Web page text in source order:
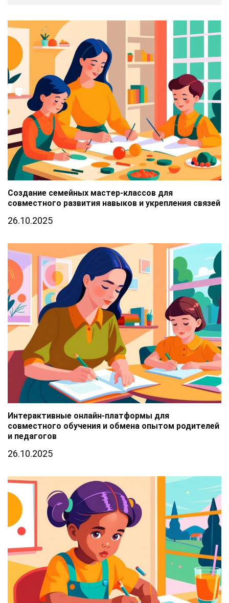
Создание семейных мастер-классов для
совместного развития навыков и укрепления связей
26.10.2025
Интерактивные онлайн-платформы для
совместного обучения и обмена опытом родителей
и педагогов
26.10.2025